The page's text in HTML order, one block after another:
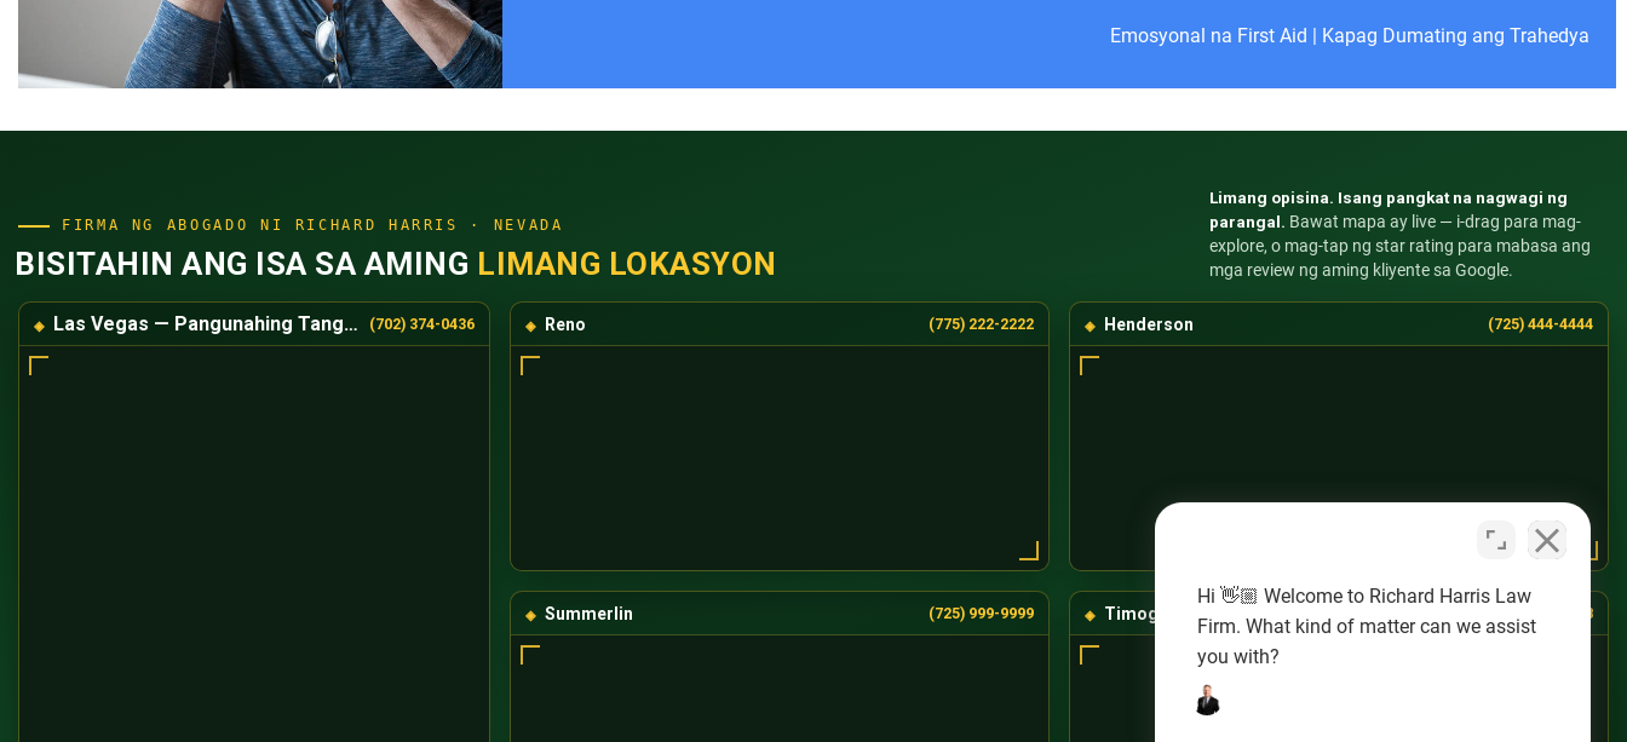
Emosyonal na First Aid Kapag Dumating ang Trahedya
FIRMA NG ABOGADO NI RICHARD HARRIS · NEVADA
BISITAHIN ANG ISA SA AMING LIMANG LOKASYON
Limang opisina. Isang pangkat na nagwagi ng
parangal. Bawat mapa ay live — i-drag para mag-
explore, o mag-tap ng star rating para mabasa ang
mga review ng aming kliyente sa Google.
Las Vegas — Pangunahing Tanggapan (702) 374-0436 Reno (775) 222-2222 Henderson (725) 444-4444
Summerlin (725) 999-9999 Timog-Kanlurang Las Vegas (725) 888-8888
Hi 👋🏼 Welcome to Richard Harris Law
Firm. What kind of matter can we assist
you with?